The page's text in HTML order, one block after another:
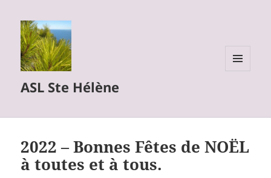
ASL Ste Hélène
2022 – Bonnes Fêtes de NOËL
à toutes et à tous.